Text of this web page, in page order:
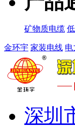
矿物质电缆
金环宇 家装电线 电
深圳